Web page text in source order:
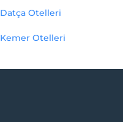
Datça Otelleri
Kemer Otelleri